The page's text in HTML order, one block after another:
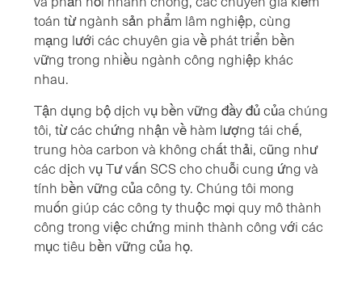
toán từ ngành sản phẩm lâm nghiệp, cùng
mạng lưới các chuyên gia về phát triển bền
vững trong nhiều ngành công nghiệp khác
nhau.
Tận dụng bộ dịch vụ bền vững đầy đủ của chúng
tôi, từ các chứng nhận về hàm lượng tái chế,
trung hòa carbon và không chất thải, cũng như
các dịch vụ Tư vấn SCS cho chuỗi cung ứng và
tính bền vững của công ty. Chúng tôi mong
muốn giúp các công ty thuộc mọi quy mô thành
công trong việc chứng minh thành công với các
mục tiêu bền vững của họ.